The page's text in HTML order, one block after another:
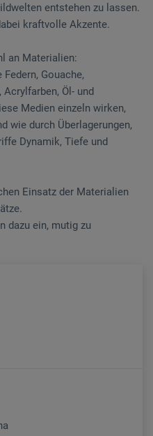
entstehen zu lassen.
kraftvolle Akzente.
an Materialien:
Gouache,
Öl- und
Medien einzeln wirken,
wie durch Überlagerungen,
Dynamik, Tiefe und
Einsatz der Materialien
dazu ein, mutig zu